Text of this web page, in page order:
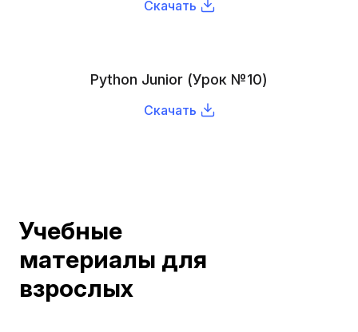
Скачать
Python Junior (Урок №10)
Скачать
Учебные
материалы для
взрослых